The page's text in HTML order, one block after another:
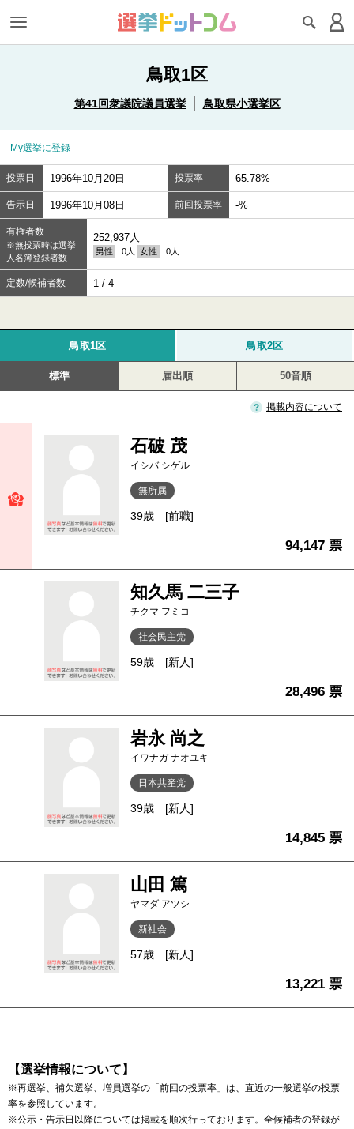
鳥取1区
第41回衆議院議員選挙 鳥取県小選挙区
My選挙に登録
投票日 1996年10月20日 投票率 65.78%
告示日 1996年10月08日 前回投票率 -%
有権者数
※無投票時は選挙
人名簿登録者数
252,937人
男性 0人 女性 0人
定数/候補者数 1 / 4
鳥取1区 鳥取2区
標準 届出順 50音順
掲載内容について
石破 茂
イシバ シゲル
無所属
39歳 [前職]
94,147 票
知久馬 二三子
チクマ フミコ
社会民主党
59歳 [新人]
28,496 票
岩永 尚之
イワナガ ナオユキ
日本共産党
39歳 [新人]
14,845 票
山田 篤
ヤマダ アツシ
新社会
57歳 [新人]
13,221 票
【選挙情報について】
※再選挙、補欠選挙、増員選挙の「前回の投票率」は、直近の一般選挙の投票
率を参照しています。
※公示・告示日以降については掲載を順次行っております。全候補者の登録が